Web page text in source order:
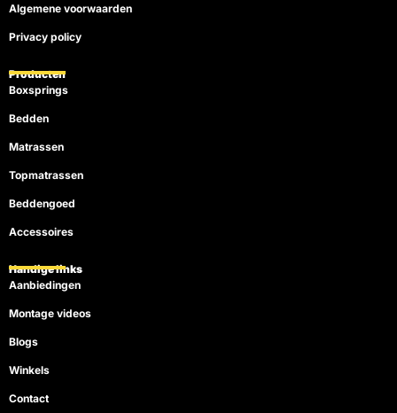
Algemene voorwaarden
Privacy policy
Producten
Boxsprings
Bedden
Matrassen
Topmatrassen
Beddengoed
Accessoires
Handige links
Aanbiedingen
Montage videos
Blogs
Winkels
Contact